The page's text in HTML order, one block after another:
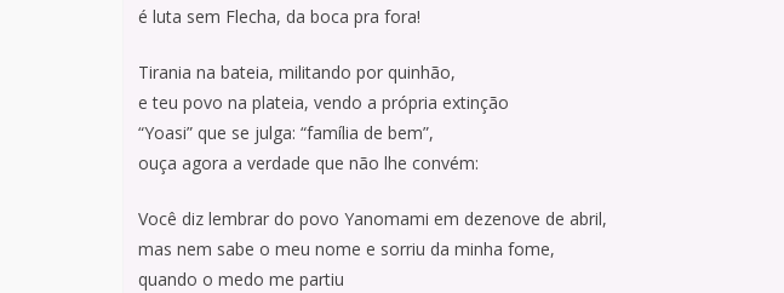
é luta sem Flecha, da boca pra fora!
Tirania na bateia, militando por quinhão,
e teu povo na plateia, vendo a própria extinção
“Yoasi” que se julga: “família de bem”,
ouça agora a verdade que não lhe convém:
Você diz lembrar do povo Yanomami em dezenove de abril,
mas nem sabe o meu nome e sorriu da minha fome,
quando o medo me partiu